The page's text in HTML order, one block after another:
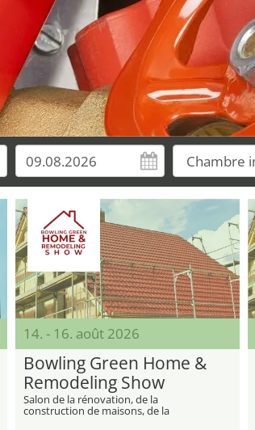
14. - 16. août 2026
Bowling Green Home &
Remodeling Show
Salon de la rénovation, de la
construction de maisons, de la